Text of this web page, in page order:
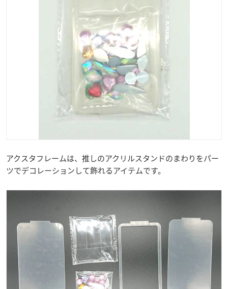
アクスタフレームは、推しのアクリルスタンドのまわりをパー
ツでデコレーションして飾れるアイテムです。